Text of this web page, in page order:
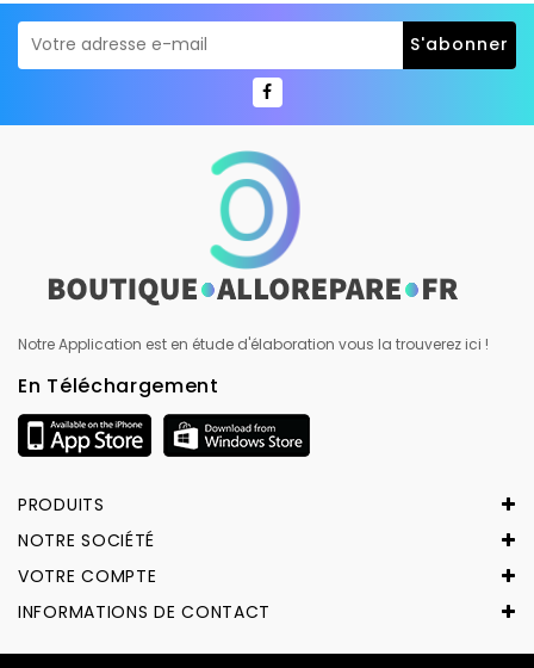
Notre Application est en étude d'élaboration vous la trouverez ici !
En Téléchargement
PRODUITS
NOTRE SOCIÉTÉ
VOTRE COMPTE
INFORMATIONS DE CONTACT